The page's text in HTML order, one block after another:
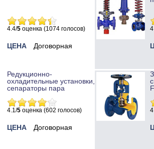
4.4/5 оценка (1074 голосов)
ЦЕНА Договорная
Редукционно-
охладительные установки,
сепараторы пара
4.1/5 оценка (602 голосов)
ЦЕНА Договорная